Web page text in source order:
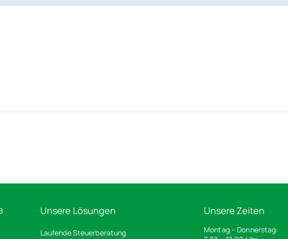
Unsere Lösungen
Laufende Steuerberatung
Unsere Zeiten
Montag – Donnerstag: